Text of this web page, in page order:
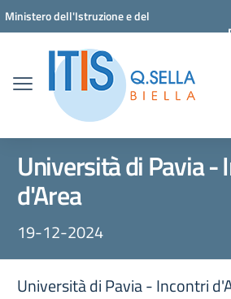
Vai ai contenuti
Vai al menu di navigazione
Vai al footer
Ministero dell'Istruzione e del
Università di Pavia -
d'Area
19-12-2024
Università di Pavia - Incontri